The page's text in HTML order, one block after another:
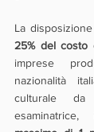
La
25% del costo
imprese
nazionalità
culturale da
esaminatrice,